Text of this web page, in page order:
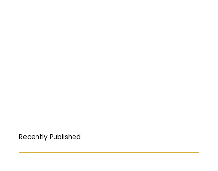
Recently Published